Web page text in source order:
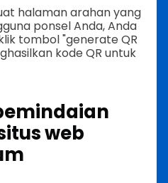
halaman arahan yang
ponsel Anda, Anda
tombol "generate QR
kode QR untuk
web